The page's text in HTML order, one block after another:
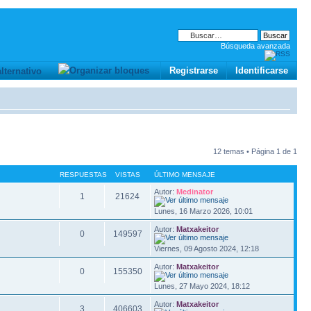
Búsqueda avanzada
Identificarse
Registrarse
12 temas • Página 1 de 1
RESPUESTAS VISTAS ÚLTIMO MENSAJE
1 21624 Autor:Medinator
Lunes, 16 Marzo 2026, 10:01
0 149597 Autor:Matxakeitor
Viernes, 09 Agosto 2024, 12:18
0 155350 Autor:Matxakeitor
Lunes, 27 Mayo 2024, 18:12
3 406603 Autor:Matxakeitor